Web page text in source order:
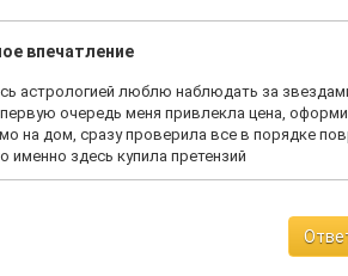
впечатление
астрологией люблю наблюдать за
очередь меня привлекла цена,
на дом, сразу проверила все в порядке
именно здесь купила претензий